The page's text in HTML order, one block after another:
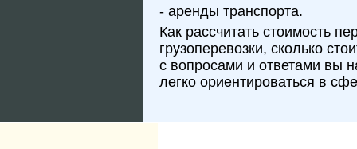
- аренды транспорта.
Как рассчитать стоимость
грузоперевозки, сколько
с вопросами и ответами вы
легко ориентироваться в